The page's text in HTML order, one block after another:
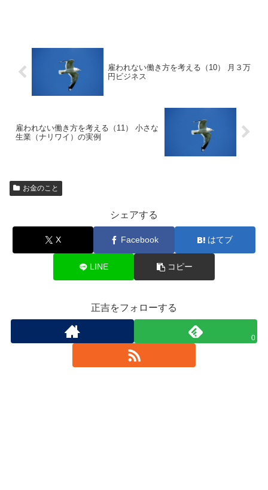
雇われない働き方を考える（10） 月３万
円ビジネス
雇われない働き方を考える（11） 小さな
生業（ナリワイ）の実例
お金のこと
シェアする
X Facebook はてブ
LINE コピー
正吉をフォローする
0